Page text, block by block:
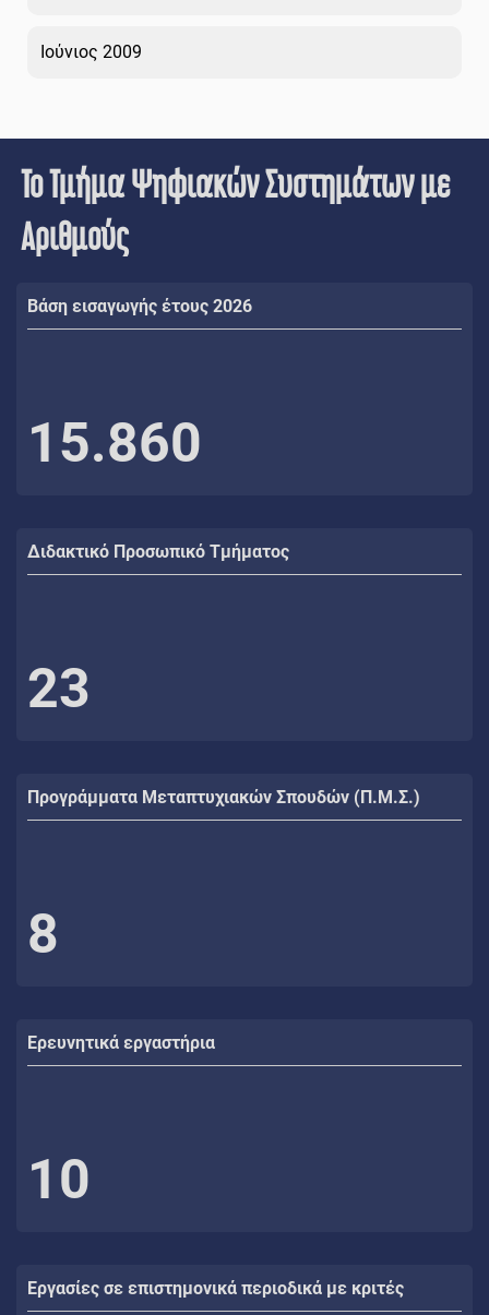
Ιούνιος 2009
Το Τμήμα Ψηφιακών Συστημάτων με
Αριθμούς
Βάση εισαγωγής έτους 2026
15.860
Διδακτικό Προσωπικό Τμήματος
23
Προγράμματα Μεταπτυχιακών Σπουδών (Π.Μ.Σ.)
8
Ερευνητικά εργαστήρια
10
Εργασίες σε επιστημονικά περιοδικά με κριτές